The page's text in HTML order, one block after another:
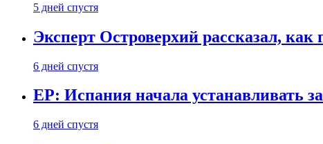
5 дней спустя
Эксперт Островерхий рассказал,
6 дней спустя
EP: Испания начала устанавливать
6 дней спустя